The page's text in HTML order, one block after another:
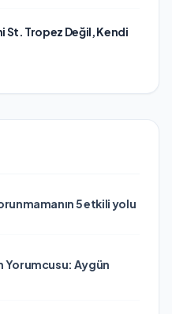
St. Tropez Değil, Kendi
5 etkili yolu
Yorumcusu: Aygün